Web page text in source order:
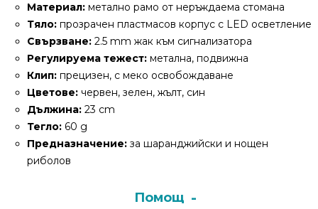
Връщане
и
рекламация
Условия
за
ползване
Политика
за
Материал: метално рамо от неръждаема стомана
Тяло: прозрачен пластмасов корпус с LED осветление
Свързване: 2.5 mm жак към сигнализатора
Регулируема тежест: метална, подвижна
Клип: прецизен, с меко освобождаване
Цветове: червен, зелен, жълт, син
Дължина: 23 cm
Тегло: 60 g
Предназначение: за шаранджийски и нощен
риболов
Помощ